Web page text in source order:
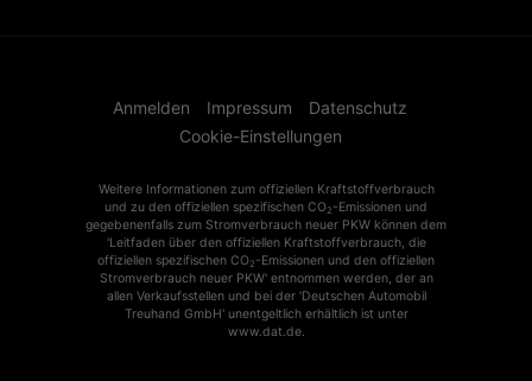
Anmelden Impressum
Datenschutz
Cookie-Einstellungen
Weitere Informationen zum offiziellen Kraftstoffverbrauch
und zu den offiziellen spezifischen CO2 -Emissionen und
gegebenenfalls zum Stromverbrauch neuer PKW können dem
'Leitfaden über den offiziellen Kraftstoffverbrauch, die
offiziellen spezifischen CO2 -Emissionen und den offiziellen
Stromverbrauch neuer PKW' entnommen werden, der an
allen Verkaufsstellen und bei der 'Deutschen Automobil
Treuhand GmbH' unentgeltlich erhältlich ist unter
www.dat.de.